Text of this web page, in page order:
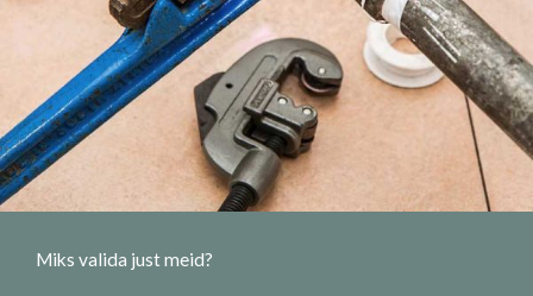
Miks valida just meid?